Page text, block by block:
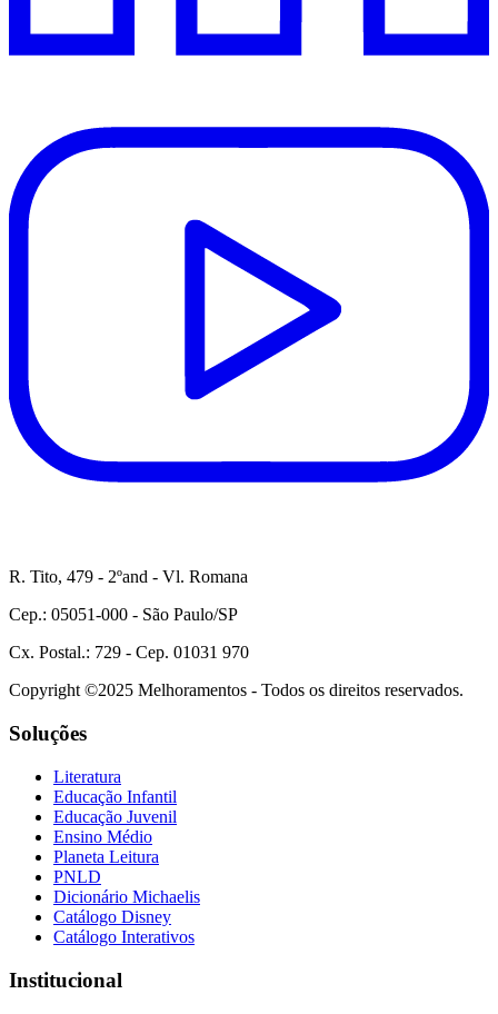
R. Tito, 479 - 2ºand - Vl. Romana
Cep.: 05051-000 - São Paulo/SP
Cx. Postal.: 729 - Cep. 01031 970
Copyright ©2025 Melhoramentos - Todos os direitos reservados.
Soluções
Literatura
Educação Infantil
Educação Juvenil
Ensino Médio
Planeta Leitura
PNLD
Dicionário Michaelis
Catálogo Disney
Catálogo Interativos
Institucional